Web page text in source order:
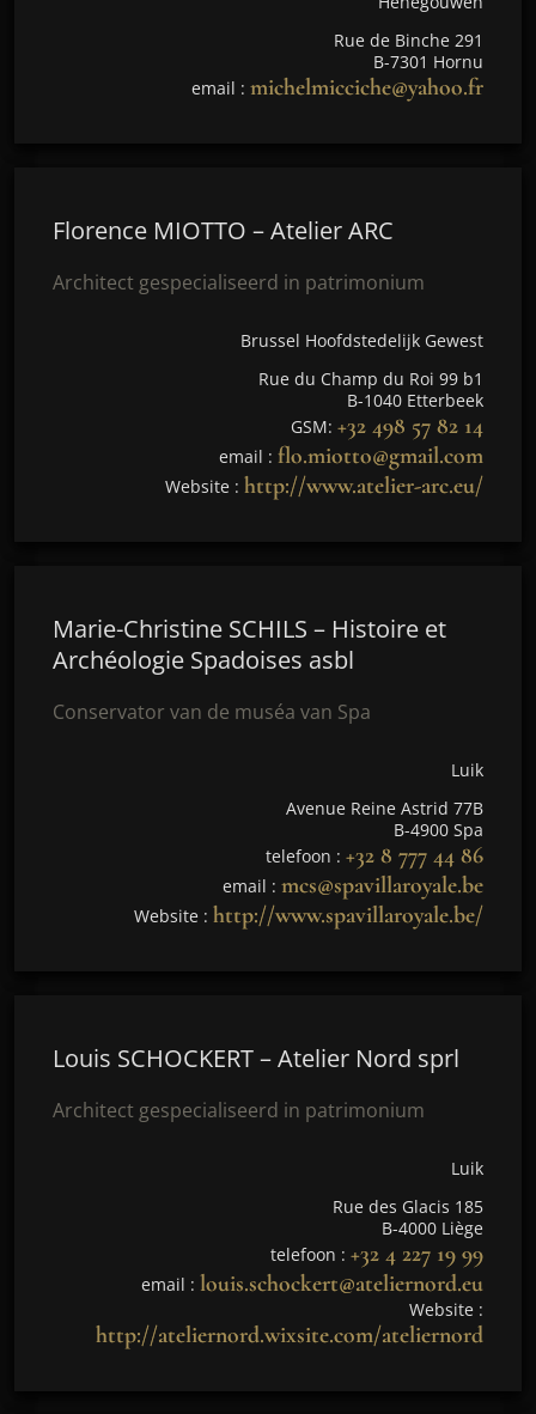
Rue de Binche 291
B-7301 Hornu
email : michelmicciche@yahoo.fr
Florence MIOTTO – Atelier ARC
Architect gespecialiseerd in patrimonium
Brussel Hoofdstedelijk Gewest
Rue du Champ du Roi 99 b1
B-1040 Etterbeek
GSM: +32 498 57 82 14
email : flo.miotto@gmail.com
Website : http://www.atelier-arc.eu/
Marie-Christine SCHILS – Histoire et
Archéologie Spadoises asbl
Conservator van de muséa van Spa
Luik
Avenue Reine Astrid 77B
B-4900 Spa
telefoon : +32 8 777 44 86
email : mcs@spavillaroyale.be
Website : http://www.spavillaroyale.be/
Louis SCHOCKERT – Atelier Nord sprl
Architect gespecialiseerd in patrimonium
Luik
Rue des Glacis 185
B-4000 Liège
telefoon : +32 4 227 19 99
email : louis.schockert@ateliernord.eu
Website :
http://ateliernord.wixsite.com/ateliernord